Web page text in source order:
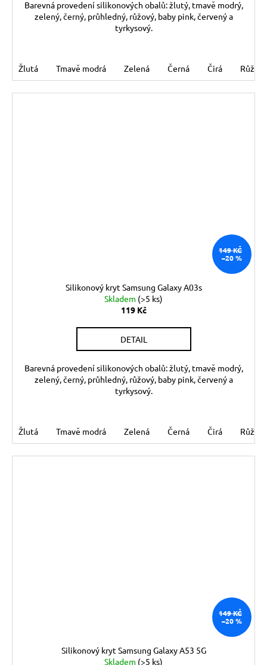
Barevná provedení silikonových obalů: žlutý, tmavě modrý,
zelený, černý, průhledný, růžový, baby pink, červený a
tyrkysový.
Žlutá Tmavě modrá Zelená Černá Čirá Růžová
149 KČ
–20 %
Silikonový kryt Samsung Galaxy A03s
Skladem (>5 ks)
119 Kč
DETAIL
Barevná provedení silikonových obalů: žlutý, tmavě modrý,
zelený, černý, průhledný, růžový, baby pink, červený a
tyrkysový.
Žlutá Tmavě modrá Zelená Černá Čirá Růžová
149 KČ
–20 %
Silikonový kryt Samsung Galaxy A53 5G
Skladem (>5 ks)